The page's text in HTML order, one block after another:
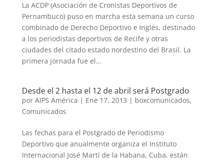
La ACDP (Asociación de Cronistas Deportivos de
Pernambuco) puso en marcha esta semana un curso
combinado de Derecho Deportivo e Inglés, destinado
a los periodistas deportivos de Recife y otras
ciudades del citado estado nordestino del Brasil. La
primera jornada fue el...
Desde el 2 hasta el 12 de abril será Postgrado
por AIPS América | Ene 17, 2013 | boxcomunicados,
Comunicados
Las fechas para el Postgrado de Periodismo
Deportivo que anualmente organiza el Instituto
Internacional José Martí de la Habana, Cuba, están